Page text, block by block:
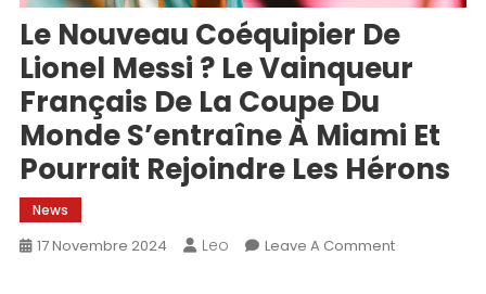
Le Nouveau Coéquipier De
Lionel Messi ? Le Vainqueur
Français De La Coupe Du
Monde S’entraîne À Miami Et
Pourrait Rejoindre Les Hérons
News
17 Novembre 2024 Leo Leave A CommentOn